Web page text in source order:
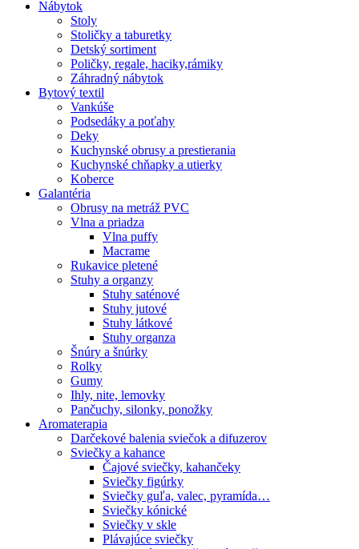
Nábytok
Stoly
Stoličky a taburetky
Detský sortiment
Poličky, regale, haciky,rámiky
Záhradný nábytok
Bytový textil
Vankúše
Podsedáky a poťahy
Deky
Kuchynské obrusy a prestierania
Kuchynské chňapky a utierky
Koberce
Galantéria
Obrusy na metráž PVC
Vlna a priadza
Vlna puffy
Macrame
Rukavice pletené
Stuhy a organzy
Stuhy saténové
Stuhy jutové
Stuhy látkové
Stuhy organza
Šnúry a šnúrky
Rolky
Gumy
Ihly, nite, lemovky
Pančuchy, silonky, ponožky
Aromaterapia
Darčekové balenia sviečok a difuzerov
Sviečky a kahance
Čajové sviečky, kahančeky
Sviečky figúrky
Sviečky guľa, valec, pyramída…
Sviečky kónické
Sviečky v skle
Plávajúce sviečky